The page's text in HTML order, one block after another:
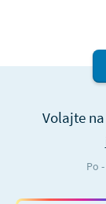
Volajte na
Po